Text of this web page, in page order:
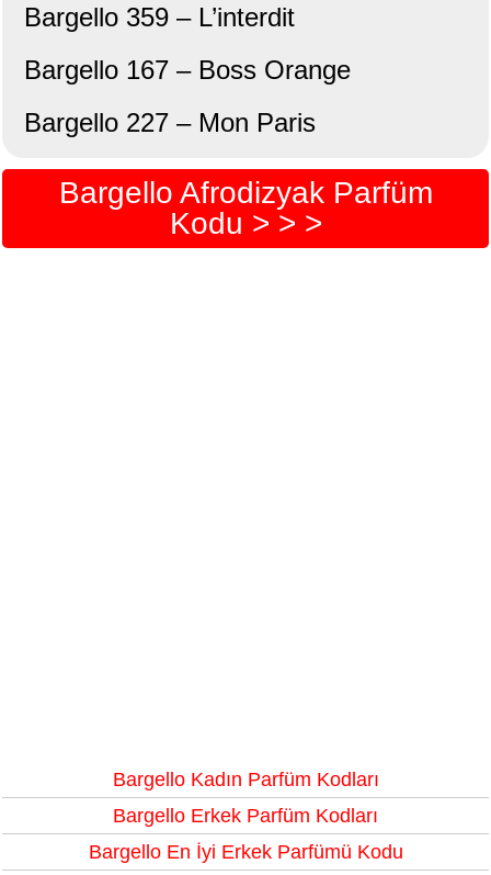
Bargello 359 – L’interdit
Bargello 167 – Boss Orange
Bargello 227 – Mon Paris
Bargello Afrodizyak Parfüm
Kodu > > >
Bargello Kadın Parfüm Kodları
Bargello Erkek Parfüm Kodları
Bargello En İyi Erkek Parfümü Kodu